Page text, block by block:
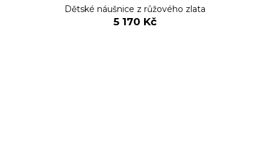
Dětské náušnice z růžového zlata
5 170 Kč